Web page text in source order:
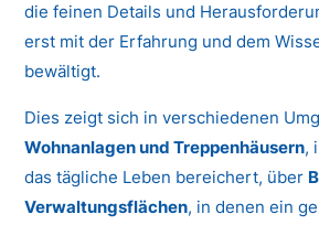
die feinen Details und
erst mit der Erfahrung und dem
bewältigt.
Dies zeigt sich in verschiedenen
Wohnanlagen und Treppenhäusern,
das tägliche Leben bereichert, über
Verwaltungsflächen, in denen ein